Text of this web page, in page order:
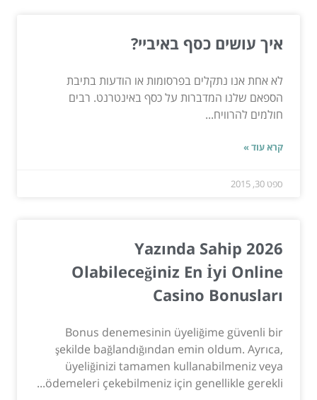
איך עושים כסף באיביי?
לא אחת אנו נתקלים בפרסומות או הודעות בתיבת
הספאם שלנו המדברות על כסף באינטרנט. רבים
חולמים להרוויח...
קרא עוד »
ספט 30, 2015
2026 Yazında Sahip
Olabileceğiniz En İyi Online
Casino Bonusları
Bonus denemesinin üyeliğime güvenli bir
şekilde bağlandığından emin oldum. Ayrıca,
üyeliğinizi tamamen kullanabilmeniz veya
ödemeleri çekebilmeniz için genellikle gerekli...